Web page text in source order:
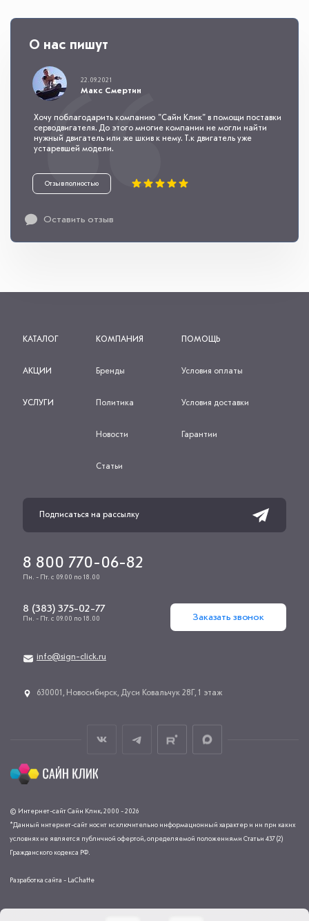
О нас пишут
Оставить отзыв
22.09.2021
Макс Смертин
Хочу поблагодарить компанию "Сайн Клик" в помощи поставки
серводвигателя. До этого многие компании не могли найти
нужный двигатель или же шкив к нему. Т.к двигатель уже
устаревшей модели.
Отзыв полностью
КАТАЛОГ
АКЦИИ
УСЛУГИ
КОМПАНИЯ
Бренды
Политика
Новости
Статьи
ПОМОЩЬ
Условия оплаты
Условия доставки
Гарантии
8 800 770-06-82
Пн. - Пт. с 09.00 по 18.00
8 (383) 375-02-77
Пн. - Пт. с 09.00 по 18.00 Заказать звонок
info@sign-click.ru
​630001, Новосибирск, Дуси Ковальчук 28Г, 1 этаж
© Интернет-сайт Сайн Клик, 2000 - 2026
*Данный интернет-сайт носит исключительно информационный характер и ни при каких
условиях не является публичной офертой, определяемой положениями Статьи 437 (2)
Гражданского кодекса РФ.
Разработка сайта - LaChatte